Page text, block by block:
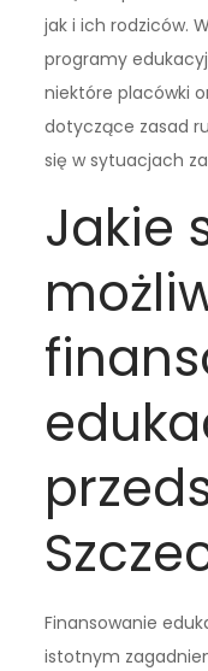
jak i ich rodziców.
programy
niektóre placówki
dotyczące zasad
się w sytuacjach
Jakie
Finansowanie
istotnym